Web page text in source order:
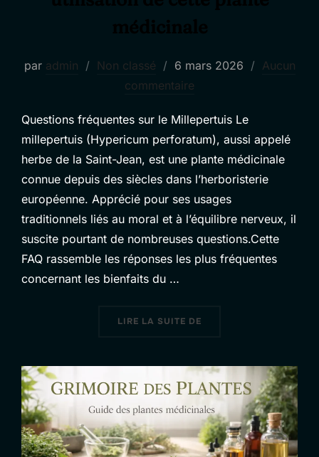
par admin Non classé
Publié
le
6 mars 2026
Aucun
commentaire
Questions fréquentes sur le Millepertuis Le
millepertuis (Hypericum perforatum), aussi appelé
herbe de la Saint-Jean, est une plante médicinale
connue depuis des siècles dans l’herboristerie
européenne. Apprécié pour ses usages
traditionnels liés au moral et à l’équilibre nerveux, il
suscite pourtant de nombreuses questions.Cette
FAQ rassemble les réponses les plus fréquentes
concernant les bienfaits du …
LIRE LA SUITE DE